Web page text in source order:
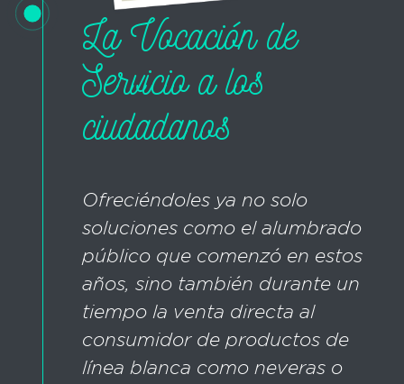
La Vocación de
Servicio a los
ciudadanos
Ofreciéndoles ya no solo
soluciones como el alumbrado
público que comenzó en estos
años, sino también durante un
tiempo la venta directa al
consumidor de productos de
línea blanca como neveras o